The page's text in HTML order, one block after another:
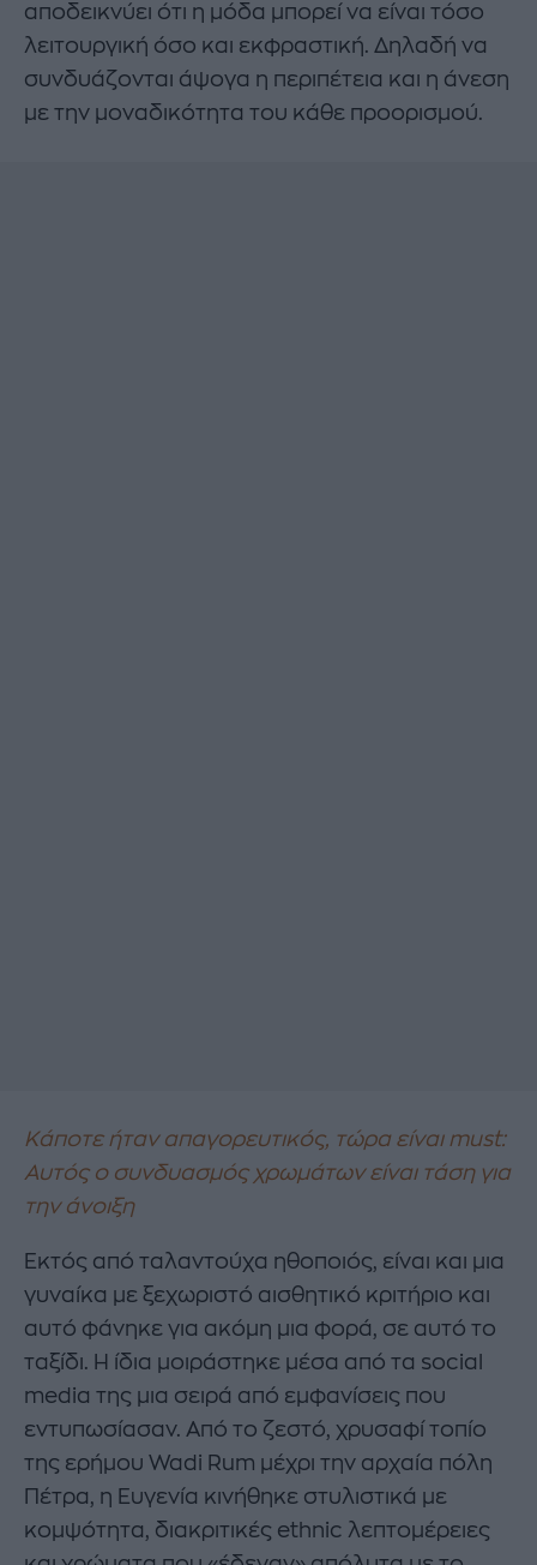
αποδεικνύει ότι η μόδα μπορεί να είναι τόσο
λειτουργική όσο και εκφραστική. Δηλαδή να
συνδυάζονται άψογα η περιπέτεια και η άνεση
με την μοναδικότητα του κάθε προορισμού.
Κάποτε ήταν απαγορευτικός, τώρα είναι must:
Αυτός ο συνδυασμός χρωμάτων είναι τάση για
την άνοιξη
Εκτός από ταλαντούχα ηθοποιός, είναι και μια
γυναίκα με ξεχωριστό αισθητικό κριτήριο και
αυτό φάνηκε για ακόμη μια φορά, σε αυτό το
ταξίδι. Η ίδια μοιράστηκε μέσα από τα social
media της μια σειρά από εμφανίσεις που
εντυπωσίασαν. Από το ζεστό, χρυσαφί τοπίο
της ερήμου Wadi Rum μέχρι την αρχαία πόλη
Πέτρα, η Ευγενία κινήθηκε στυλιστικά με
κομψότητα, διακριτικές ethnic λεπτομέρειες